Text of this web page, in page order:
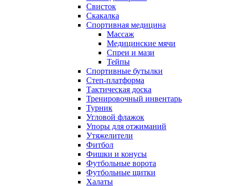
Свисток
Скакалка
Спортивная медицина
Массаж
Медицинские мячи
Спреи и мази
Тейпы
Спортивные бутылки
Степ-платформа
Тактическая доска
Тренировочный инвентарь
Турник
Угловой флажок
Упоры для отжиманий
Утяжелители
Фитбол
Фишки и конусы
Футбольные ворота
Футбольные щитки
Халаты